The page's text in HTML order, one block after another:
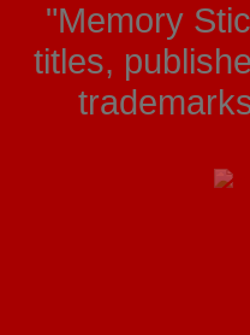
"Memory
titles,